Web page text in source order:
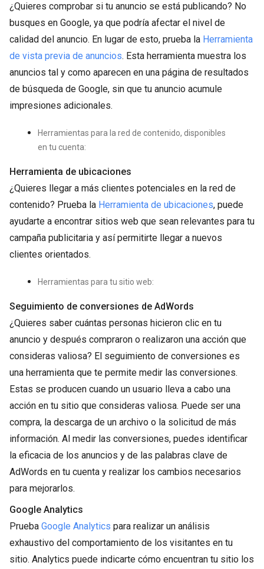
¿Quieres comprobar si tu anuncio se está publicando? No
busques en Google, ya que podría afectar el nivel de
calidad del anuncio. En lugar de esto, prueba la Herramienta
de vista previa de anuncios. Esta herramienta muestra los
anuncios tal y como aparecen en una página de resultados
de búsqueda de Google, sin que tu anuncio acumule
impresiones adicionales.
Herramientas para la red de contenido, disponibles
en tu cuenta:
Herramienta de ubicaciones
¿Quieres llegar a más clientes potenciales en la red de
contenido? Prueba la Herramienta de ubicaciones, puede
ayudarte a encontrar sitios web que sean relevantes para tu
campaña publicitaria y así permitirte llegar a nuevos
clientes orientados.
Herramientas para tu sitio web:
Seguimiento de conversiones de AdWords
¿Quieres saber cuántas personas hicieron clic en tu
anuncio y después compraron o realizaron una acción que
consideras valiosa? El seguimiento de conversiones es
una herramienta que te permite medir las conversiones.
Estas se producen cuando un usuario lleva a cabo una
acción en tu sitio que consideras valiosa. Puede ser una
compra, la descarga de un archivo o la solicitud de más
información. Al medir las conversiones, puedes identificar
la eficacia de los anuncios y de las palabras clave de
AdWords en tu cuenta y realizar los cambios necesarios
para mejorarlos.
Google Analytics
Prueba Google Analytics para realizar un análisis
exhaustivo del comportamiento de los visitantes en tu
sitio. Analytics puede indicarte cómo encuentran tu sitio los